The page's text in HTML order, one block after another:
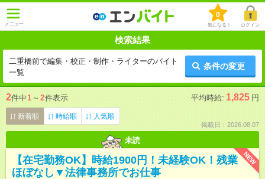
メニュー
0
気になる！ ログイン
検索結果
二重橋前で編集・校正・制作・ライターのバイト
一覧
条件の変更
2件中1 ～ 2件表示 平均時給: 1,825 円
新着順 時給順 人気順
掲載日：2026.08.07
未読
NEW
【在宅勤務OK】時給1900円！未経験OK！残業
ほぼなし▼法律事務所でお仕事